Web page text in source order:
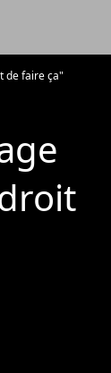
de faire ça"